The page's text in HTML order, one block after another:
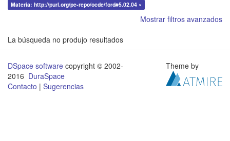
Materia: http://purl.org/pe-repo/ocde/ford#5.02.04 ×
Mostrar filtros avanzados
La búsqueda no produjo resultados
DSpace software copyright © 2002-
2016 DuraSpace
Contacto | Sugerencias
Theme by